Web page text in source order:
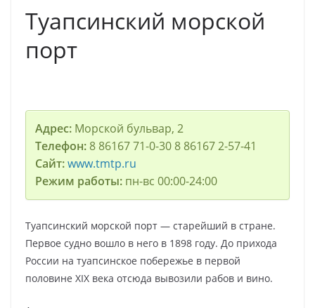
Туапсинский морской
порт
Адрес:Морской бульвар, 2
Телефон:8 86167 71-0-30 8 86167 2-57-41
Сайт:www.tmtp.ru
Режим работы:пн-вс 00:00-24:00
Туапсинский морской порт — старейший в стране.
Первое судно вошло в него в 1898 году. До прихода
России на туапсинское побережье в первой
половине XIX века отсюда вывозили рабов и вино.